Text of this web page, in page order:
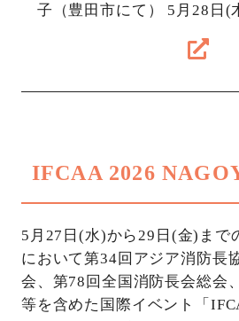
催！
子（豊田市にて） 5月28日(
IFCAA 2026
5月27日(水)から29日(金)まで
において第34回アジア消防長
会、第78回全国消防長会総会
等を含めた国際イベント「